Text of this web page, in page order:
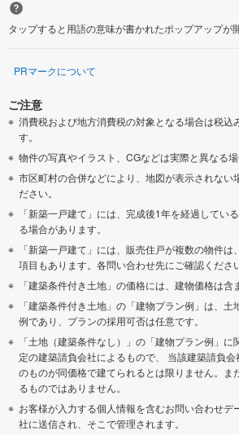
タップすると用語の意味が書かれたポップアップが
PRマークについて
ご注意
消費税および地方消費税の対象となる場合は税込
す。
物件の写真やイラスト、CGなどは実際と異なる場
市区町村の合併などにより、地図が表示されない
ださい。
「新築一戸建て」には、完成後1年を経過してい
る場合があります。
「新築一戸建て」には、販売住戸が複数の物件
項目もあります。各問い合わせ先にご確認ください
「建築条件付き土地」の価格には、建物価格は含
「建築条件付き土地」の「建物プラン例」は、
例であり、プランの採用可否は任意です。
「土地（建築条件なし）」の「建物プラン例」
定の建築請負会社によるもので、 当該建築請負
のものが同価格で建てられるとは限りません。ま
るものではありません。
お客様が入力する個人情報を含むお問い合わせデ
社に送信され、そこで管理されます。